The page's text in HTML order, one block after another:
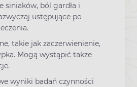
siniaków, ból gardła i
ustępujące po
takie jak zaczerwienienie,
Mogą wystąpić także
wyniki badań czynności